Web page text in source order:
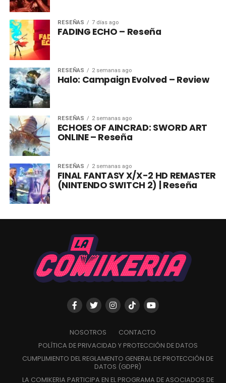
RESEÑAS 7 días ago
FADING ECHO – Reseña
RESEÑAS 2 semanas ago
Halo: Campaign Evolved – Review
RESEÑAS 2 semanas ago
ECHOES OF AINCRAD: SWORD ART
ONLINE – Reseña
RESEÑAS 2 semanas ago
FINAL FANTASY X/X-2 HD REMASTER
(NINTENDO SWITCH 2) | Reseña
NOSOTROS
CONTACTO
POLÍTICA DE PRIVACIDAD Y PROTECCIÓN DE DATOS
CUMPLIMIENTO DEL REGLAMENTO GENERAL DE PROTECCIÓN DE
DATOS (GDPR)
LA COMIKERIA PARTICIPA EN EL PROGRAMA DE ASOCIADOS DE